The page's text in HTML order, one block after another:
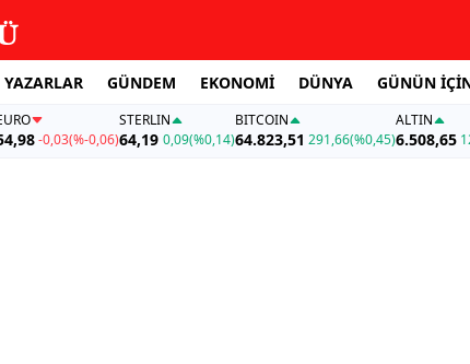
YAZARLAR GÜNDEM EKONOMİ DÜNYA GÜNÜN
-0,03(%-0,06)
STERLIN
64,19 0,09(%0,14)
BITCOIN
64.823,51 291,66(%0,45)
ALTIN
6.508,65